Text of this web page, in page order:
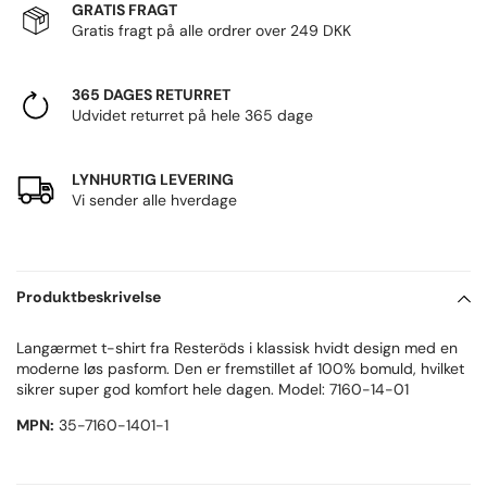
GRATIS FRAGT
Gratis fragt på alle ordrer over 249 DKK
365 DAGES RETURRET
Udvidet returret på hele 365 dage
LYNHURTIG LEVERING
Vi sender alle hverdage
Produktbeskrivelse
Langærmet t-shirt fra Resteröds i klassisk hvidt design med en
moderne løs pasform. Den er fremstillet af 100% bomuld, hvilket
sikrer super god komfort hele dagen. Model: 7160-14-01
MPN: 35-7160-1401-1